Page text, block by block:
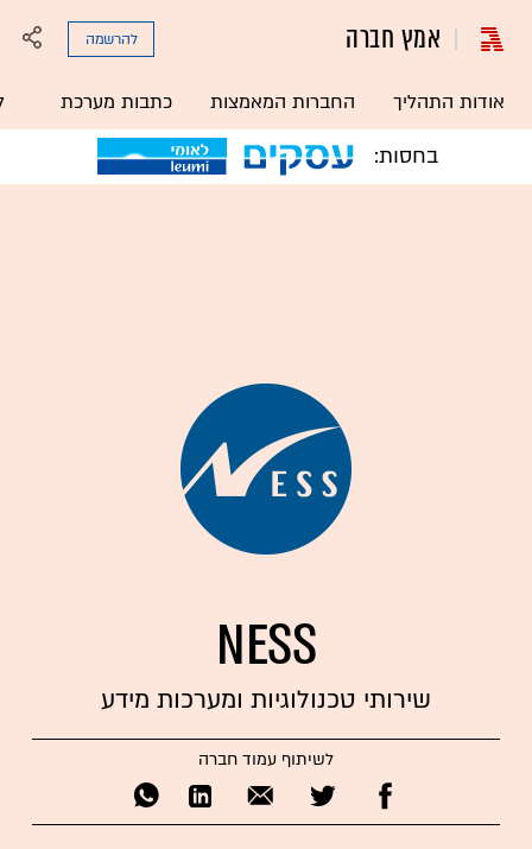
אמץ חברה
אודות התהליך החברות המאמצות כתבות מערכת
להרשמה
בחסות:
Ness
שירותי טכנולוגיות ומערכות מידע
לשיתוף עמוד חברה